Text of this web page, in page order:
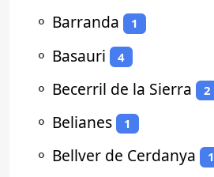
⚬ Barranda 1
⚬ Basauri 4
⚬ Becerril de la Sierra 2
⚬ Belianes 1
⚬ Bellver de Cerdanya 1